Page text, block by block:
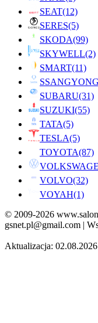
SEAT(12)
SERES(5)
SKODA(99)
SKYWELL(2)
SMART(11)
SSANGYONG
SUBARU(31)
SUZUKI(55)
TATA(5)
TESLA(5)
TOYOTA(87)
VOLVO(32)
VOYAH(1)
© 2009-2026
gsnet.pl@gmail.com |
Aktualizacja: